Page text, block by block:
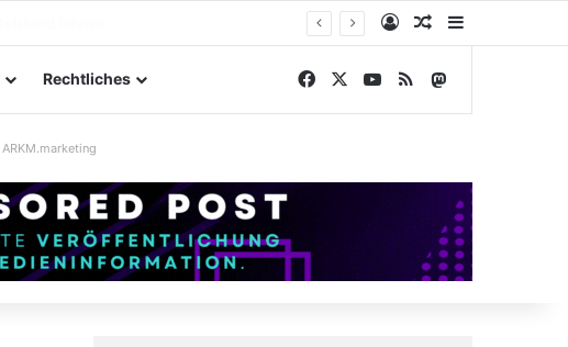
AnmeldenZufälliger
Rechtliches Facebook YouTube
RSS
ARKM.marketing